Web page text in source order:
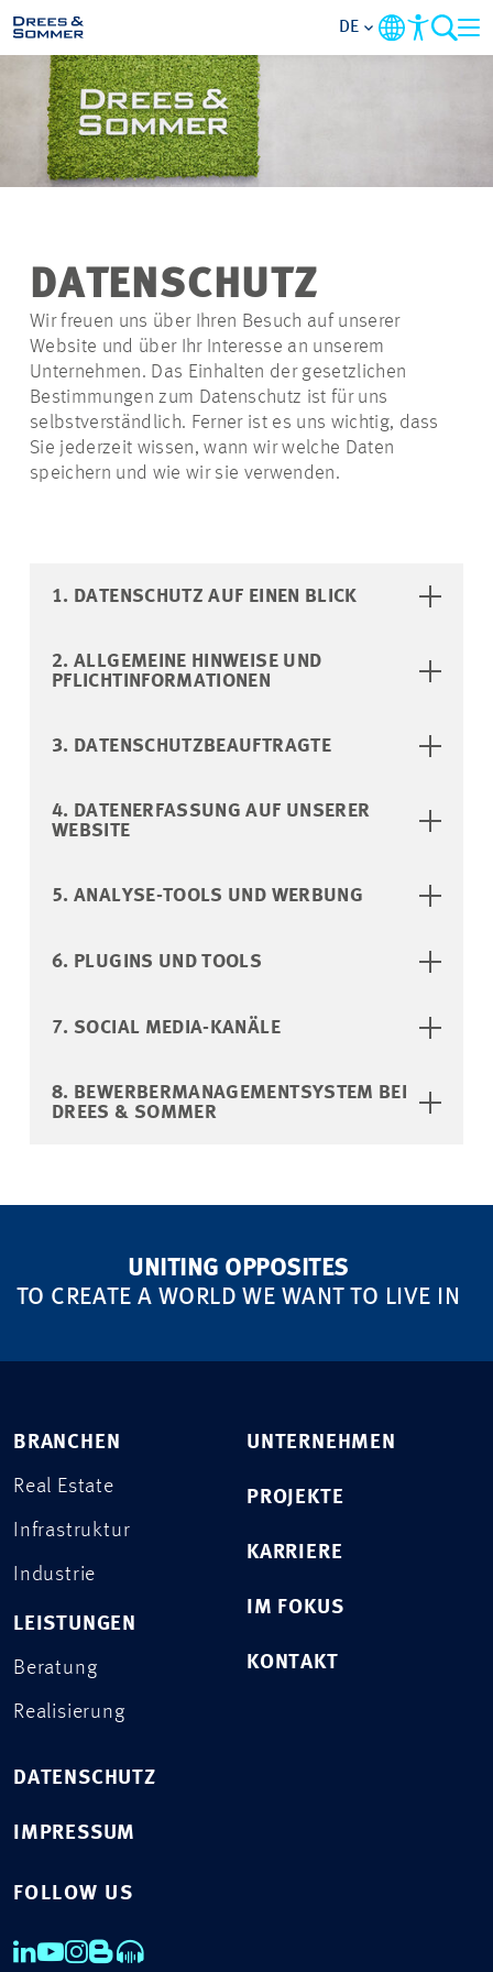
BRANCHEN
LEISTUNGEN
IM FOKUS
KONTAKT
KARRIERE
DE
DATENSCHUTZ
Wir freuen uns über Ihren Besuch auf unserer
Website und über Ihr Interesse an unserem
Unternehmen. Das Einhalten der gesetzlichen
Bestimmungen zum Datenschutz ist für uns
selbstverständlich. Ferner ist es uns wichtig, dass
Sie jederzeit wissen, wann wir welche Daten
speichern und wie wir sie verwenden.
1. DATENSCHUTZ AUF EINEN BLICK
2. ALLGEMEINE HINWEISE UND
PFLICHTINFORMATIONEN
3. DATENSCHUTZBEAUFTRAGTE
4. DATENERFASSUNG AUF UNSERER
WEBSITE
5. ANALYSE-TOOLS UND WERBUNG
6. PLUGINS UND TOOLS
7. SOCIAL MEDIA-KANÄLE
8. BEWERBERMANAGEMENTSYSTEM BEI
DREES & SOMMER
UNITING OPPOSITES
TO CREATE A WORLD WE WANT TO LIVE IN
BRANCHEN
Real Estate
Infrastruktur
Industrie
LEISTUNGEN
Beratung
Realisierung
UNTERNEHMEN
PROJEKTE
KARRIERE
IM FOKUS
KONTAKT
DATENSCHUTZ
IMPRESSUM
FOLLOW US